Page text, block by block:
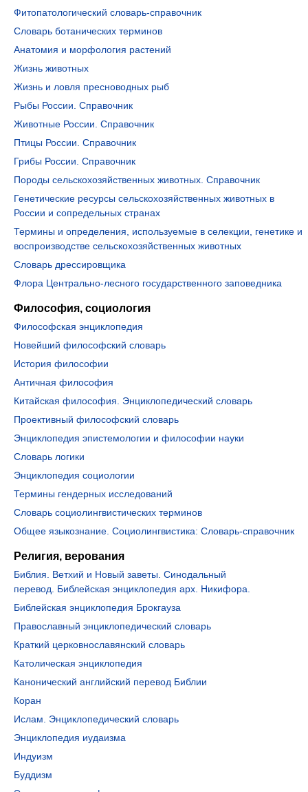
Фитопатологический словарь-справочник
Словарь ботанических терминов
Анатомия и морфология растений
Жизнь животных
Жизнь и ловля пресноводных рыб
Рыбы России. Справочник
Животные России. Справочник
Птицы России. Справочник
Грибы России. Справочник
Породы сельскохозяйственных животных. Справочник
Генетические ресурсы сельскохозяйственных животных в
России и сопредельных странах
Термины и определения, используемые в селекции, генетике и
воспроизводстве сельскохозяйственных животных
Словарь дрессировщика
Флора Центрально-лесного государственного заповедника
Философия, социология
Философская энциклопедия
Новейший философский словарь
История философии
Античная философия
Китайская философия. Энциклопедический словарь
Проективный философский словарь
Энциклопедия эпистемологии и философии науки
Словарь логики
Энциклопедия социологии
Термины гендерных исследований
Словарь социолингвистических терминов
Общее языкознание. Социолингвистика: Словарь-справочник
Религия, верования
Библия. Ветхий и Новый заветы. Синодальный
перевод. Библейская энциклопедия арх. Никифора.
Библейская энциклопедия Брокгауза
Православный энциклопедический словарь
Краткий церковнославянский словарь
Католическая энциклопедия
Канонический английский перевод Библии
Коран
Ислам. Энциклопедический словарь
Энциклопедия иудаизма
Индуизм
Буддизм